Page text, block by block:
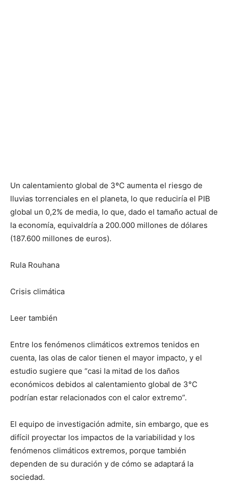
Un calentamiento global de 3ºC aumenta el riesgo de
lluvias torrenciales en el planeta, lo que reduciría el PIB
global un 0,2% de media, lo que, dado el tamaño actual de
la economía, equivaldría a 200.000 millones de dólares
(187.600 millones de euros).
Rula Rouhana
Crisis climática
Leer también
Entre los fenómenos climáticos extremos tenidos en
cuenta, las olas de calor tienen el mayor impacto, y el
estudio sugiere que “casi la mitad de los daños
económicos debidos al calentamiento global de 3°C
podrían estar relacionados con el calor extremo”.
El equipo de investigación admite, sin embargo, que es
difícil proyectar los impactos de la variabilidad y los
fenómenos climáticos extremos, porque también
dependen de su duración y de cómo se adaptará la
sociedad.